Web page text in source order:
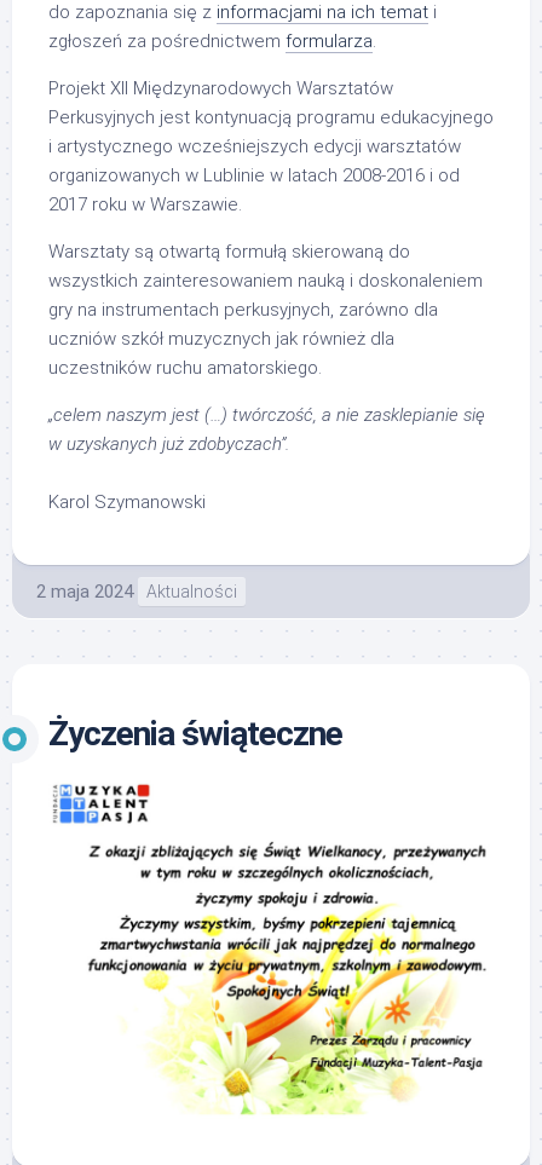
do zapoznania się z informacjami na ich temat i
zgłoszeń za pośrednictwem formularza.
Projekt XII Międzynarodowych Warsztatów
Perkusyjnych jest kontynuacją programu edukacyjnego
i artystycznego wcześniejszych edycji warsztatów
organizowanych w Lublinie w latach 2008-2016 i od
2017 roku w Warszawie.
Warsztaty są otwartą formułą skierowaną do
wszystkich zainteresowaniem nauką i doskonaleniem
gry na instrumentach perkusyjnych, zarówno dla
uczniów szkół muzycznych jak również dla
uczestników ruchu amatorskiego.
„celem naszym jest (…) twórczość, a nie zasklepianie się
w uzyskanych już zdobyczach”.
Karol Szymanowski
2 maja 2024 Aktualności
Życzenia świąteczne